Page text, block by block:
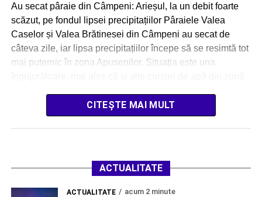
Au secat pâraie din Câmpeni: Arieșul, la un debit foarte
scăzut, pe fondul lipsei precipitațiilor Pâraiele Valea
Caselor și Valea Brătinesei din Câmpeni au secat de
câteva zile, iar lipsa precipitațiilor începe să se resimtă tot
mai puternic în zona Apusenilor. Situația este una
CITEȘTE MAI MULT
ACTUALITATE
ACTUALITATE acum 2 minute